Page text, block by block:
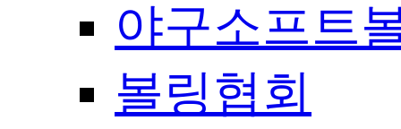
야구소프트
볼링협회